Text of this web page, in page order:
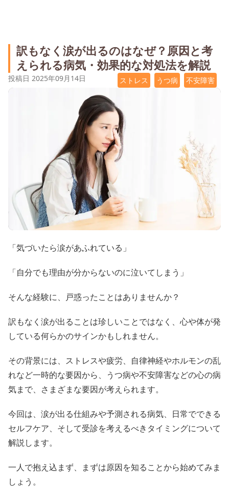
訳もなく涙が出るのはなぜ？原因と考
えられる病気・効果的な対処法を解説
投稿日 2025年09月14日 ストレス うつ病 不安障害
「気づいたら涙があふれている」
「自分でも理由が分からないのに泣いてしまう」
そんな経験に、戸惑ったことはありませんか？
訳もなく涙が出ることは珍しいことではなく、心や体が発
している何らかのサインかもしれません。
その背景には、ストレスや疲労、自律神経やホルモンの乱
れなど一時的な要因から、うつ病や不安障害などの心の病
気まで、さまざまな要因が考えられます。
今回は、涙が出る仕組みや予測される病気、日常でできる
セルフケア、そして受診を考えるべきタイミングについて
解説します。
一人で抱え込まず、まずは原因を知ることから始めてみま
しょう。